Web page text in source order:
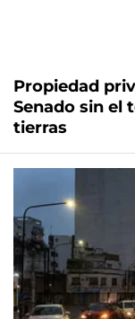
Propiedad
Senado sin el
tierras